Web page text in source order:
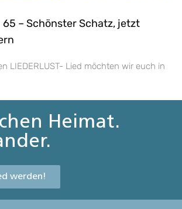
65 – Schönster Schatz, jetzt
LIEDERLUST- Lied möchten wir euch in
Heimat.
werden!